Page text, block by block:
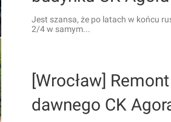
Jest szansa, że po latach w końcu
2/4 w samym...
[Wrocław]
dawnego CK